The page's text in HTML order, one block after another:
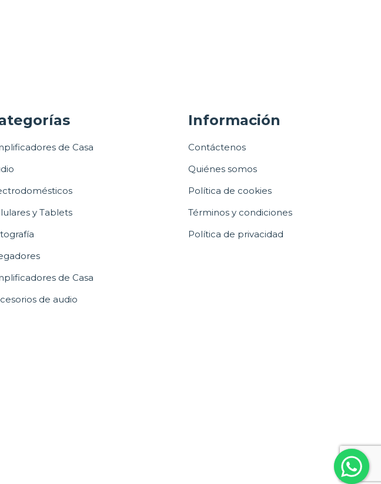
de Casa
y Tablets
de Casa
de audio
Información
Contáctenos
Quiénes somos
Política de cookies
Términos y condiciones
Política de privacidad